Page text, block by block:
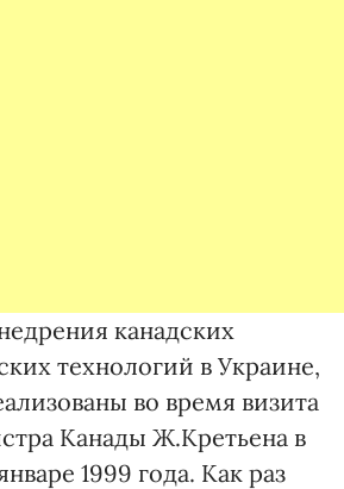
канадских
технологий в Украине,
во время визита
Канады Ж.Кретьена в
1999 года. Как раз